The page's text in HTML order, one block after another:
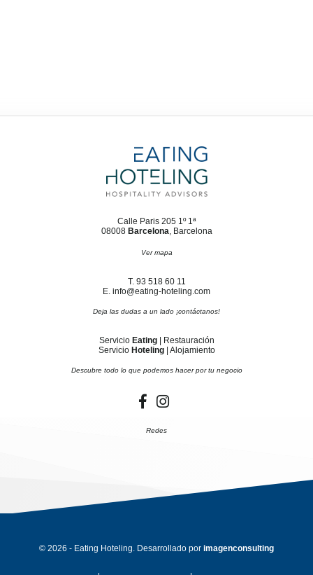
Calle Paris 205 1º 1ª
08008 Barcelona, Barcelona
Ver mapa
T. 93 518 60 11
E. info@eating-hoteling.com
Deja las dudas a un lado ¡contáctanos!
Servicio Eating| Restauración
Servicio Hoteling| Alojamiento
Descubre todo lo que podemos hacer por tu negocio
Redes
© 2026 - Eating Hoteling. Desarrollado por imagenconsulting